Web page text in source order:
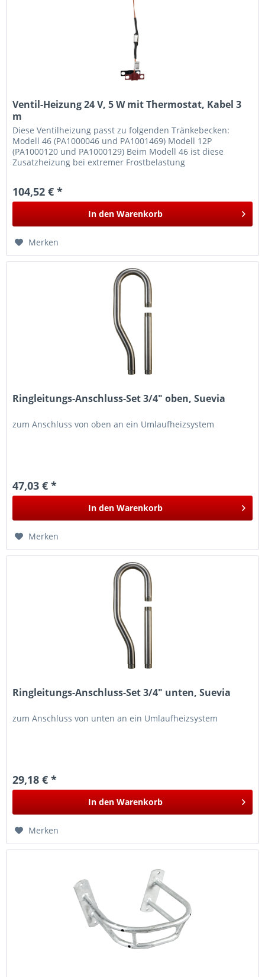
Ventil-Heizung 24 V, 5 W mit Thermostat, Kabel 3
m
Diese Ventilheizung passt zu folgenden Tränkebecken:
Modell 46 (PA1000046 und PA1001469) Modell 12P
(PA1000120 und PA1000129) Beim Modell 46 ist diese
Zusatzheizung bei extremer Frostbelastung
104,52 € *
In den Warenkorb
Merken
Ringleitungs-Anschluss-Set 3/4" oben, Suevia
zum Anschluss von oben an ein Umlaufheizsystem
47,03 € *
In den Warenkorb
Merken
Ringleitungs-Anschluss-Set 3/4" unten, Suevia
zum Anschluss von unten an ein Umlaufheizsystem
29,18 € *
In den Warenkorb
Merken